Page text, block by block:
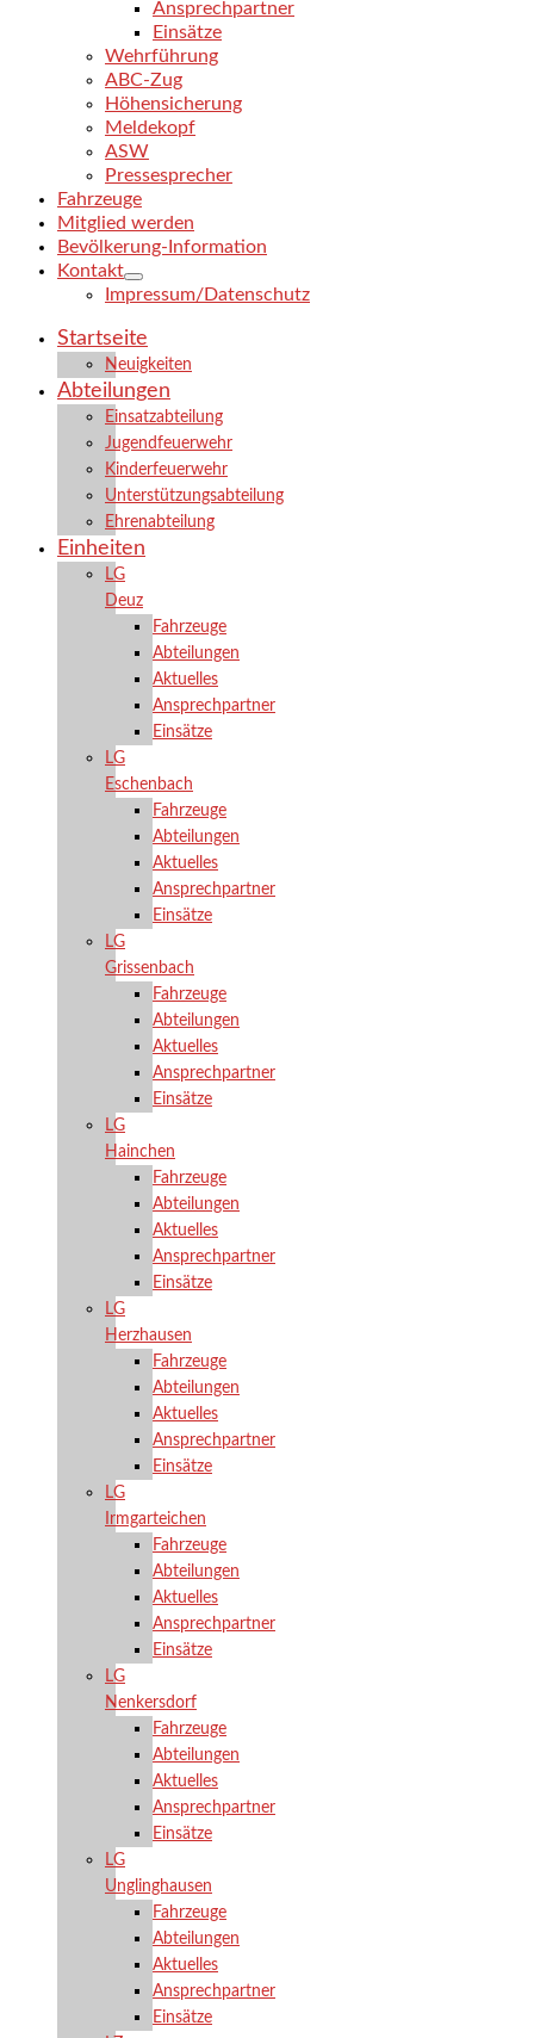
Ansprechpartner
Einsätze
Wehrführung
ABC-Zug
Höhensicherung
Meldekopf
ASW
Pressesprecher
Fahrzeuge
Mitglied werden
Bevölkerung-Information
Kontakt
Impressum/Datenschutz
Startseite
Neuigkeiten
Abteilungen
Einsatzabteilung
Jugendfeuerwehr
Kinderfeuerwehr
Unterstützungsabteilung
Ehrenabteilung
Einheiten
LG
Deuz
Fahrzeuge
Abteilungen
Aktuelles
Ansprechpartner
Einsätze
LG
Eschenbach
Fahrzeuge
Abteilungen
Aktuelles
Ansprechpartner
Einsätze
LG
Grissenbach
Fahrzeuge
Abteilungen
Aktuelles
Ansprechpartner
Einsätze
LG
Hainchen
Fahrzeuge
Abteilungen
Aktuelles
Ansprechpartner
Einsätze
LG
Herzhausen
Fahrzeuge
Abteilungen
Aktuelles
Ansprechpartner
Einsätze
LG
Irmgarteichen
Fahrzeuge
Abteilungen
Aktuelles
Ansprechpartner
Einsätze
LG
Nenkersdorf
Fahrzeuge
Abteilungen
Aktuelles
Ansprechpartner
Einsätze
LG
Unglinghausen
Fahrzeuge
Abteilungen
Aktuelles
Ansprechpartner
Einsätze